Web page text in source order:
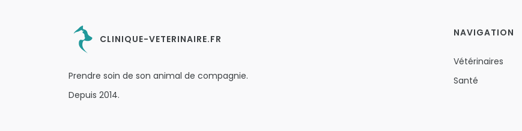
CLINIQUE-VETERINAIRE.FR
Prendre soin de son animal de compagnie.
Depuis 2014.
NAVIGATION
Vétérinaires
Santé